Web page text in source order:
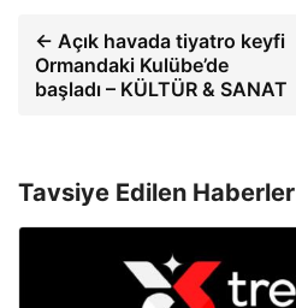
← Açık havada tiyatro keyfi
Ormandaki Kulübe’de
başladı – KÜLTÜR & SANAT
Tavsiye Edilen Haberler